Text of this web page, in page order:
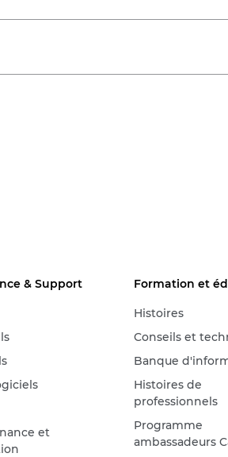
& Support
et
Formation et
Histoires
Conseils et
Banque
Histoires de
professionnels
Programme
ambassadeurs